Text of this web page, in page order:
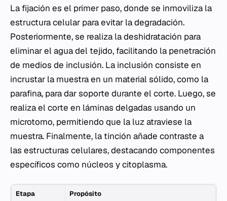
La fijación es el primer paso, donde se inmoviliza la
estructura celular para evitar la degradación.
Posteriormente, se realiza la deshidratación para
eliminar el agua del tejido, facilitando la penetración
de medios de inclusión. La inclusión consiste en
incrustar la muestra en un material sólido, como la
parafina, para dar soporte durante el corte. Luego, se
realiza el corte en láminas delgadas usando un
microtomo, permitiendo que la luz atraviese la
muestra. Finalmente, la tinción añade contraste a
las estructuras celulares, destacando componentes
específicos como núcleos y citoplasma.
Etapa Propósito